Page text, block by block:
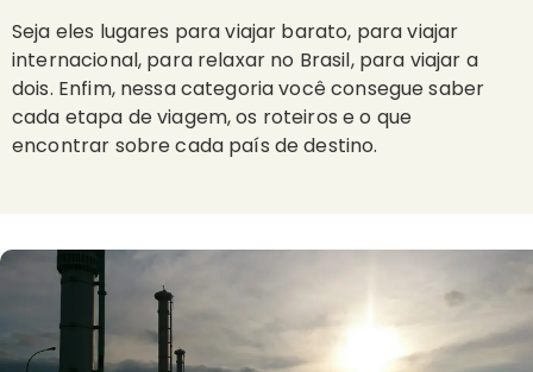
Seja eles lugares para viajar barato, para viajar
internacional, para relaxar no Brasil, para viajar a
dois. Enfim, nessa categoria você consegue saber
cada etapa de viagem, os roteiros e o que
encontrar sobre cada país de destino.